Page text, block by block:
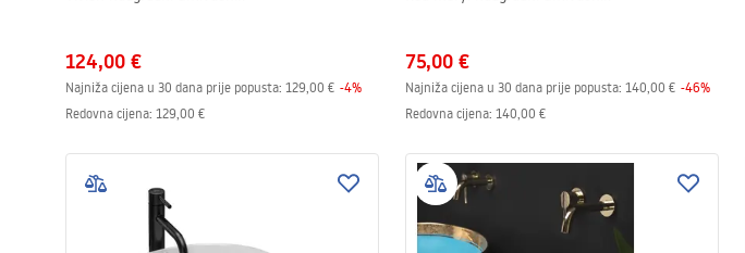
124,00 €
Najniža cijena u 30 dana prije popusta: 129,00 € -4%
Redovna cijena: 129,00 €
75,00 €
Najniža cijena u 30 dana prije popusta: 140,00 € -46%
Redovna cijena: 140,00 €